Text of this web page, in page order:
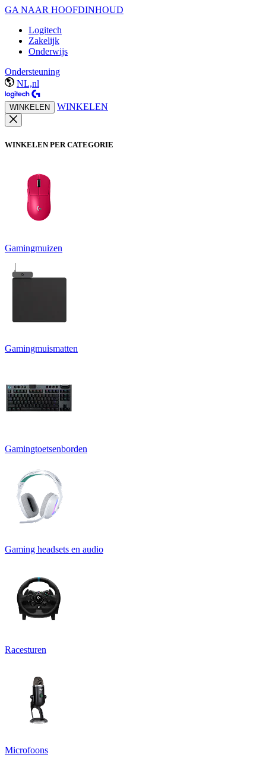
GA NAAR HOOFDINHOUD
Logitech
Zakelijk
Onderwijs
Ondersteuning
NL,nl
WINKELEN WINKELEN
WINKELEN PER CATEGORIE
Gamingmuizen
Gamingmuismatten
Gamingtoetsenborden
Gaming headsets en audio
Racesturen
Microfoons